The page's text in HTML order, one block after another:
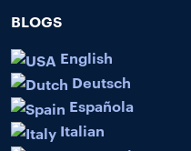
BLOGS
English
Deutsch
Española
Italian